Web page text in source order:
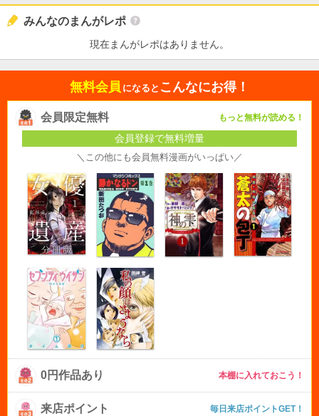
みんなのまんがレポ
現在まんがレポはありません。
無料会員 になると こんなにお得！
会員限定無料 もっと無料が読める！
会員登録で無料増量
＼この他にも会員無料漫画がいっぱい／
0円作品あり 本棚に入れておこう！
来店ポイント 毎日来店ポイントGET！